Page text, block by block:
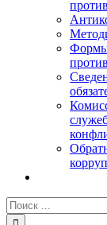
Формы
Результат
поиска: